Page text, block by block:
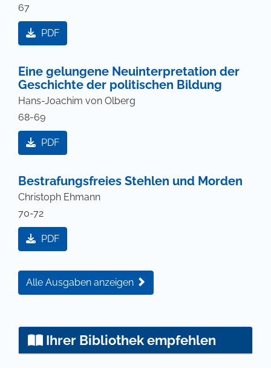
67
PDF
Eine gelungene Neuinterpretation der
Geschichte der politischen Bildung
Hans-Joachim von Olberg
68-69
PDF
Bestrafungsfreies Stehlen und Morden
Christoph Ehmann
70-72
PDF
Alle Ausgaben anzeigen
Ihrer Bibliothek empfehlen